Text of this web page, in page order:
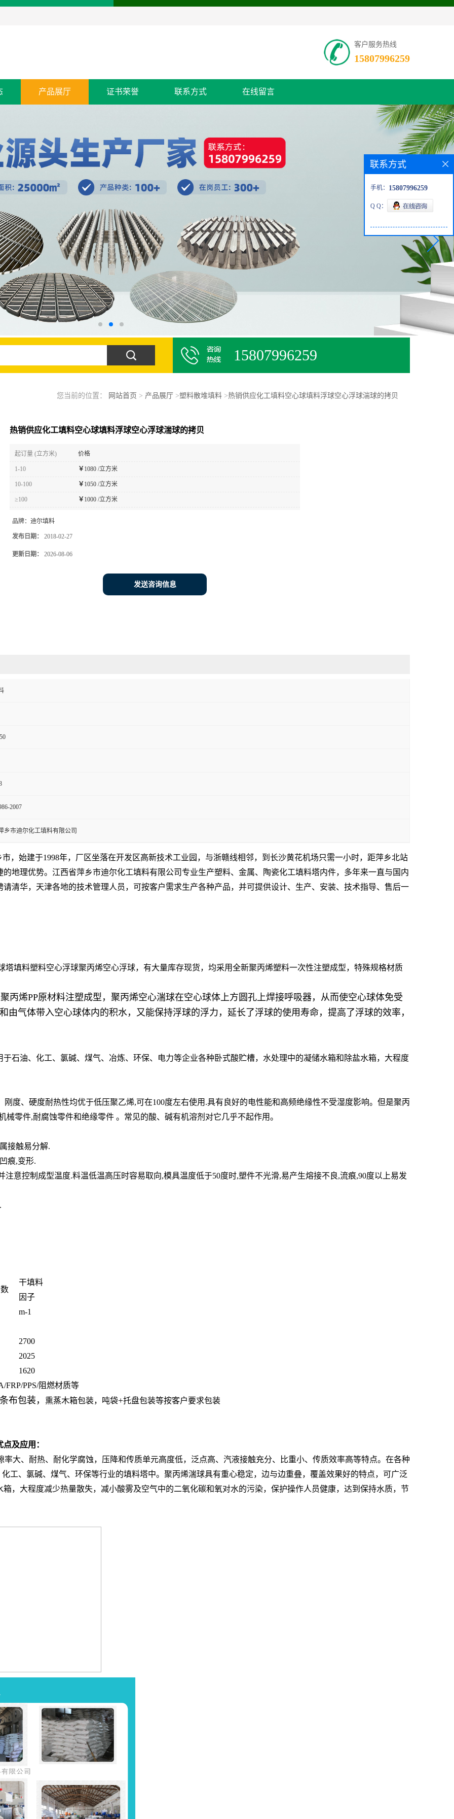
客户服务热线
15807996259
产品展厅 证书荣誉 联系方式 在线留言
15807996259
您当前的位置： 网站首页 > 产品展厅 >塑料散堆填料>热销供应化工填料空心球填料浮球空心浮球湍球的拷贝
热销供应化工填料空心球填料浮球空心浮球湍球的拷贝
起订量 (立方米) 价格
1-10 ￥ 1080 /立方米
10-100 ￥ 1050 /立方米
≥100 ￥ 1000 /立方米
品牌： 迪尔填料
发布日期： 2018-02-27
更新日期： 2026-08-06
发送咨询信息
2007
乡市迪尔化工填料有限公司
，始建于1998年，厂区坐落在开发区高新技术工业园，与浙赣线相邻，到长沙黄花机场只需一小时，距萍乡北站
地理优势。 江西省萍乡市迪尔化工填料有限公司专业生产塑料、金属、陶瓷化工填料塔内件，多年来一直与国内
清华，天津各地的技术管理人员， 可按客户需求生产各种产品，并可提供设计、生产、安装、技术指导、售后一
填料塑料空心浮球聚丙烯空心浮球，有大量库存现货，均采用全新聚丙烯塑料一次性注塑成型，特殊规格材质
烯PP原材料注塑成型，聚丙烯空心湍球在空心球体上方圆孔上焊接呼吸器，从而使空心球体免受
由气体带入空心球体内的积水，又能保持浮球的浮力，延长了浮球的使用寿命，提高了浮球的效率，
石油、化工、氯碱、煤气、冶炼、环保、电力等企业各种卧式酸贮槽，水处理中的凝储水箱和除盐水箱，大程度
度、硬度耐热性均优于低压聚乙烯,可在100度左右使用.具有良好的电性能和高频绝缘性不受湿度影响。但是聚丙
零件,耐腐蚀零件和绝缘零件 。常见的酸、碱有机溶剂对它几乎不起作用。
接触易分解.
痕,变形.
控制成型温度.料温低温高压时容易取向,模具温度低于50度时,塑件不光滑,易产生熔接不良,流痕,90度以上易发
干填料
因子
m-1
2700
2025
1620
FRP/PPS/阻燃材质等
布包装， 熏蒸木箱包装，吨袋+托盘包装等按客户要求包装
点及应用：
大、耐热、耐化学腐蚀，压降和传质单元高度低，泛点高、汽液接触充分、比重小、传质效率高等特点。在各种
工、氯碱、煤气、环保等行业的填料塔中。聚丙烯湍球具有重心稳定，边与边重叠，覆盖效果好的特点，可广泛
，大程度减少热量散失，减小酸雾及空气中的二氧化碳和氧对水的污染，保护操作人员健康，达到保持水质，节
联系方式
手机： 15807996259
Q Q：